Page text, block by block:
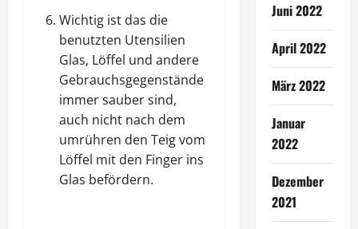
Wichtig ist das die
benutzten Utensilien
Glas, Löffel und andere
Gebrauchsgegenstände
immer sauber sind,
auch nicht nach dem
umrühren den Teig vom
Löffel mit den Finger ins
Glas befördern.
Juni 2022
April 2022
März 2022
Januar
2022
Dezember
2021